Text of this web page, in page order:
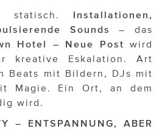
statisch. Installationen,
Sounds
– das
Hotel – Neue Post wird
kreative Eskalation. Art
Beats mit Bildern, DJs mit
Magie. Ein Ort, an dem
wird.
– ENTSPANNUNG, ABER